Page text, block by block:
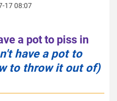
17 08:07
a pot to piss in
have a pot to
to throw it out of)